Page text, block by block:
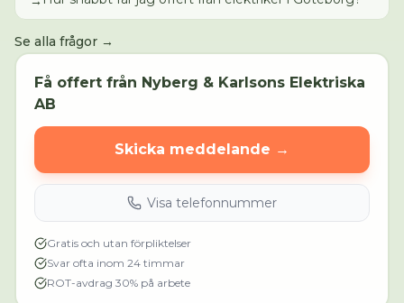
Se alla frågor →
Få offert från Nyberg & Karlsons Elektriska
AB
Skicka meddelande →
Visa telefonnummer
Gratis och utan förpliktelser
Svar ofta inom 24 timmar
ROT-avdrag 30% på arbete